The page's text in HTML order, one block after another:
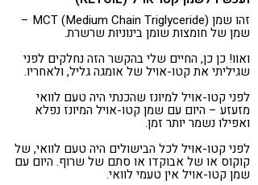
זהו שמן MCT (Medium Chain Triglyceride) –
שמן של חומצות שומן בינוניות שרשרת.
ואוו! כן כן, החיים שלי בהקשר הזה נחלקים לפני
שגיליתי את קטו-אויל של אומגה גליל, ולאחריו.
לפני קטו-אויל למיונז שהכנתי היה טעם לוואי
מזעזע – היום עם שמן קטו-אויל המיונז נפלא
ואפילו נשמר יותר זמן.
לפני קטו-אויל לכל הבישולים היה טעם לוואי, של
קוקוס או של אבוקדו או סתם של שרוף. היום עם
שמן קטו-אויל אין טעמי לוואי.